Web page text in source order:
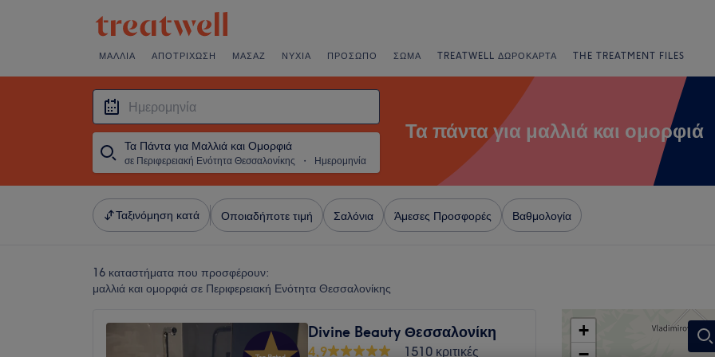
ΜΑΛΛΙΆ ΑΠΟΤΡΊΧΩΣΗ ΜΑΣΆΖ ΝΎΧΙΑ ΠΡΌΣΩΠΟ ΣΏΜΑ TREATWELL ΔΩΡΟΚΆΡΤΑ THE TREATMENT FILES
Τα Πάντα για Μαλλιά και Ομορφιά
σε Περιφερειακή Ενότητα Θεσσαλονίκης ・ Ημερομηνία
Τα πάντα για μαλλιά και ομορφιά
Ταξινόμηση κατά Οποιαδήποτε τιμή Σαλόνια Άμεσες Προσφορές Βαθμολογία
16 καταστήματα που προσφέρουν:
μαλλιά και ομορφιά σε Περιφερειακή Ενότητα Θεσσαλονίκης
Divine Beauty Θεσσαλονίκη
4,9
1510 κριτικές
+